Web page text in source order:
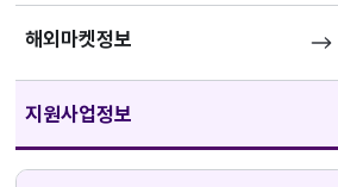
해외마켓정보
지원사업정보